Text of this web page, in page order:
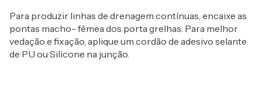
Para produzir linhas de drenagem contínuas, encaixe as
pontas macho- fêmea dos porta grelhas. Para melhor
vedação e fixação, aplique um cordão de adesivo selante
de PU ou Silicone na junção.